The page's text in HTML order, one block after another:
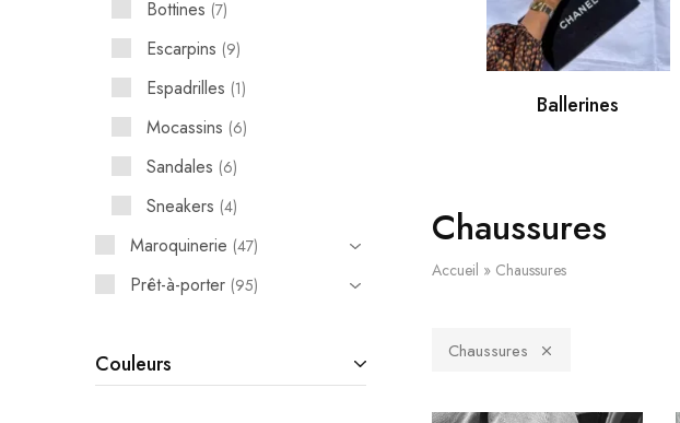
Ballerines
Chaussures
Accueil » Chaussures
Chaussures
Bottines 7
Escarpins 9
Espadrilles 1
Mocassins 6
Sandales 6
Sneakers 4
Maroquinerie 47
Prêt-à-porter 95
Couleurs